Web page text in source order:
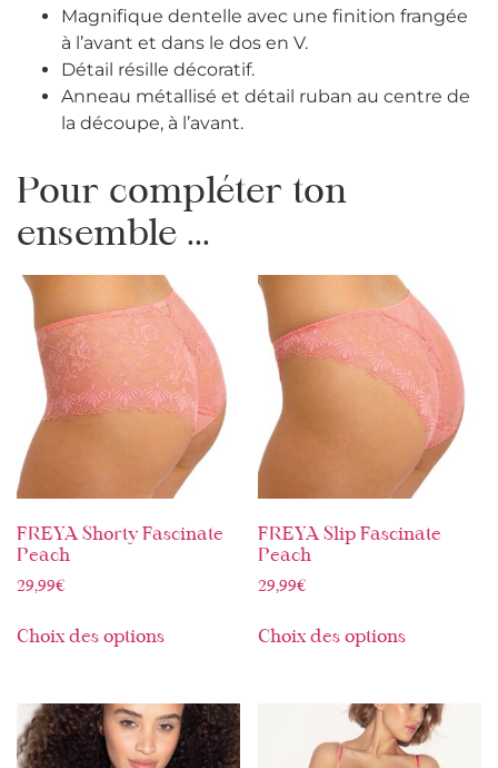
Magnifique dentelle avec une finition frangée
à l’avant et dans le dos en V.
Détail résille décoratif.
Anneau métallisé et détail ruban au centre de
la découpe, à l’avant.
Pour compléter ton
ensemble ...
FREYA Shorty Fascinate
Peach
29,99€
Choix des options
FREYA Slip Fascinate
Peach
29,99€
Choix des options